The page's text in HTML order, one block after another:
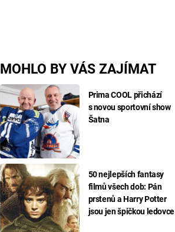
MOHLO BY VÁS ZAJÍMAT
Prima COOL přichází
s novou sportovní show
Šatna
50 nejlepších fantasy
filmů všech dob: Pán
prstenů a Harry Potter
jsou jen špičkou ledovce